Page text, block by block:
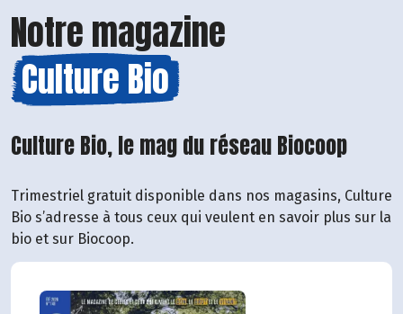
Notre magazine
Culture Bio
Culture Bio, le mag du réseau Biocoop
Trimestriel gratuit disponible dans nos magasins, Culture
Bio s’adresse à tous ceux qui veulent en savoir plus sur la
bio et sur Biocoop.